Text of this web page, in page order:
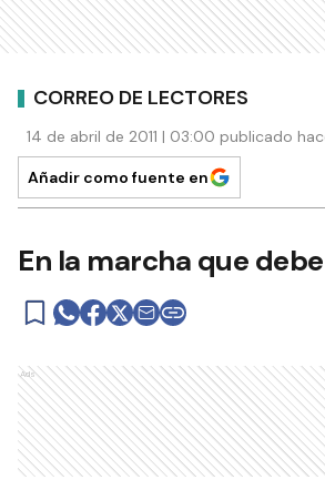
CORREO DE LECTORES
14 de abril de 2011 | 03:00 publicado
Añadir como fuente en
En la marcha que
Ads